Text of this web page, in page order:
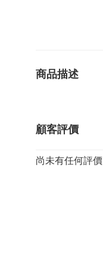
商品描述
顧客評價
尚未有任何評價